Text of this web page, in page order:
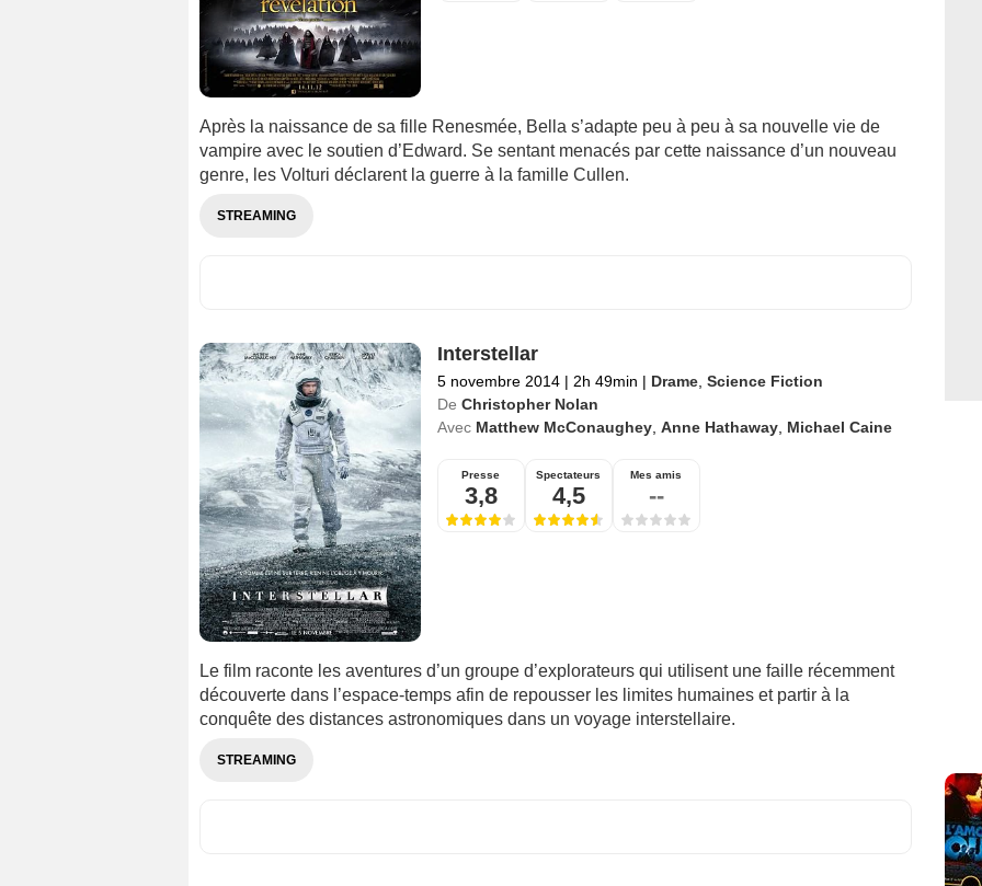
Après la naissance de sa fille Renesmée, Bella s’adapte peu à peu à sa nouvelle vie de
vampire avec le soutien d’Edward. Se sentant menacés par cette naissance d’un nouveau
genre, les Volturi déclarent la guerre à la famille Cullen.
STREAMING
Interstellar
5 novembre 2014 | 2h 49min | Drame, Science Fiction
De Christopher Nolan
Avec Matthew McConaughey, Anne Hathaway, Michael Caine
Presse
3,8
Spectateurs
4,5
Mes amis
--
Le film raconte les aventures d’un groupe d’explorateurs qui utilisent une faille récemment
découverte dans l’espace-temps afin de repousser les limites humaines et partir à la
conquête des distances astronomiques dans un voyage interstellaire.
STREAMING